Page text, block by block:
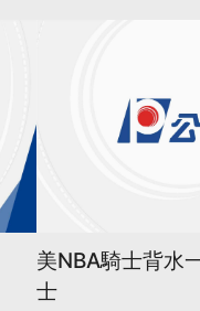
美NBA騎士背水
士